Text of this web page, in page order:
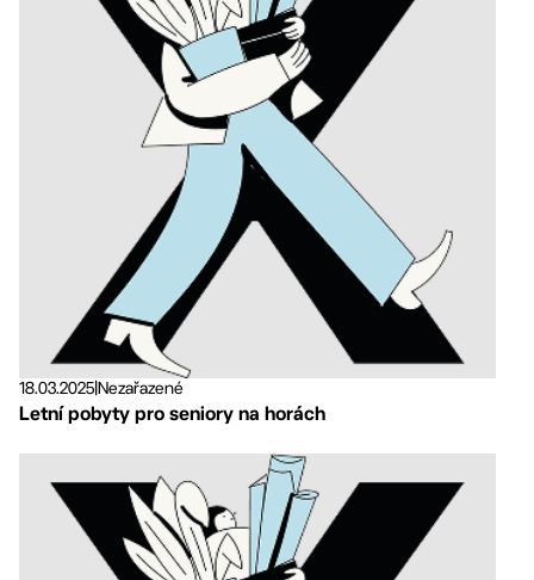
18.03.2025Nezařazené
Letní pobyty pro seniory na horách